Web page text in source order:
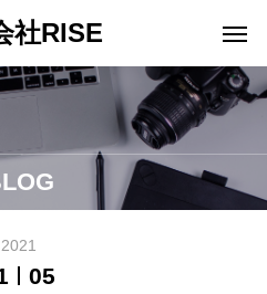
社RISE
2021
05